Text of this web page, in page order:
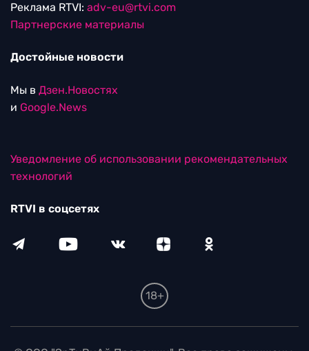
Реклама RTVI: adv-eu@rtvi.com
Партнерские материалы
Достойные новости
Мы в Дзен.Новостях
и Google.News
Уведомление об использовании рекомендательных
технологий
RTVI в соцсетях
18+